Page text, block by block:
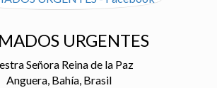
URGENTES
Señora Reina de la Paz
Anguera, Bahía, Brasil